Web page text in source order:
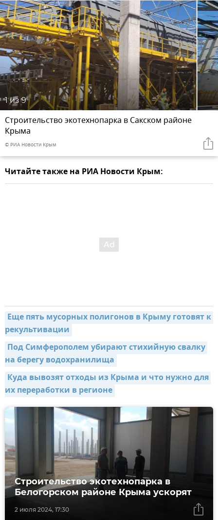
1из 9
Строительство экотехнопарка в Сакском районе
Крыма
© РИА Новости Крым
Читайте также на РИА Новости Крым:
Еще пять мусорных полигонов в Крыму готовят к
рекультивации
Под Симферополем убирают стихийную свалку
на берегу водохранилища
Куда вывозят отходы из Крыма и что нужно для
их переработки в регионе
2 июля 2024, 17:30
Строительство экотехнопарка в
Белогорском районе Крыма ускорят